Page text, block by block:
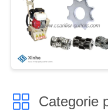
Categorie